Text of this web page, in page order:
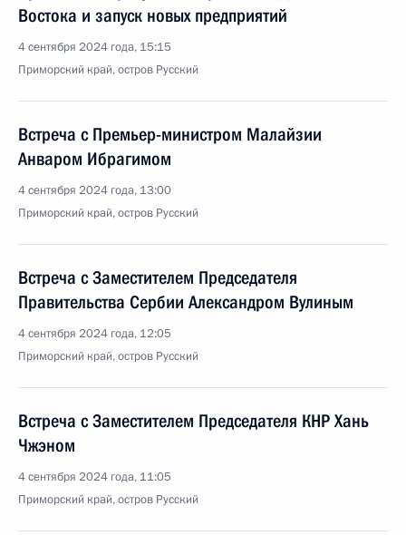
Востока и запуск новых предприятий
4 сентября 2024 года, 15:15
Приморский край, остров Русский
Встреча с Премьер-министром Малайзии
Анваром Ибрагимом
4 сентября 2024 года, 13:00
Приморский край, остров Русский
Встреча с Заместителем Председателя
Правительства Сербии Александром Вулиным
4 сентября 2024 года, 12:05
Приморский край, остров Русский
Встреча с Заместителем Председателя КНР Хань
Чжэном
4 сентября 2024 года, 11:05
Приморский край, остров Русский